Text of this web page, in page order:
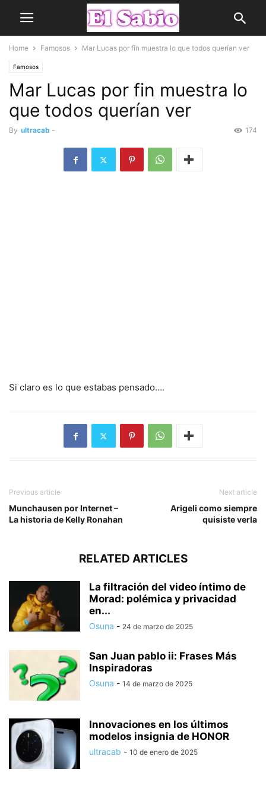
Home Famosos Mar Lucas por fin muestra lo que todos querían ver
Famosos
Mar Lucas por fin muestra lo
que todos querían ver
By ultracab - 174
Si claro es lo que estabas pensado….
Previous article
Munchausen por Internet –
La historia de Kelly Ronahan
Next article
Arigeli como siempre
quisiste verla
RELATED ARTICLES
La filtración del video íntimo de
Morad: polémica y privacidad
en...
Osuna - 24 de marzo de 2025
San Juan pablo ii: Frases Más
Inspiradoras
Osuna - 14 de marzo de 2025
Innovaciones en los últimos
modelos insignia de HONOR
ultracab - 10 de enero de 2025